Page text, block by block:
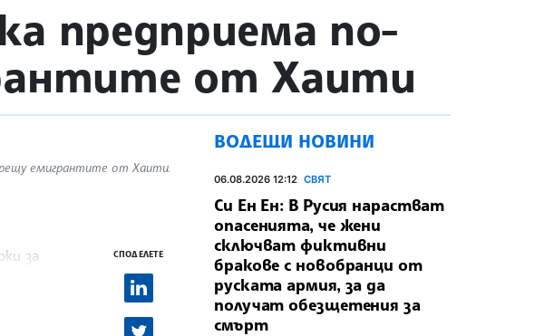
предприема по-
от Хаити
емигрантите от Хаити.
за
СПОДЕЛЕТЕ
ВОДЕЩИ НОВИНИ
06.08.2026 12:12 СВЯТ
Си Ен Ен: В Русия нарастват
опасенията, че жени
сключват фиктивни
бракове с новобранци от
руската армия, за да
получат обезщетения за
смърт